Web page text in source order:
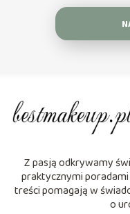
Z pasją odkrywamy
praktycznymi
treści pomagają w
o